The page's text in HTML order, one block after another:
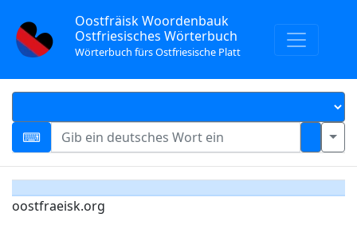
Oostfräisk Woordenbauk
Ostfriesisches Wörterbuch
Wörterbuch fürs Ostfriesische Platt
oostfraeisk.org